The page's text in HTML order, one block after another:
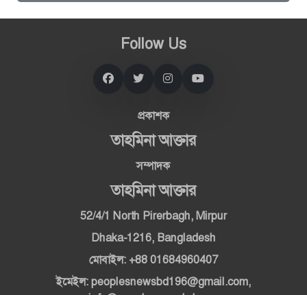
Follow Us
প্রকাশক
তাহমিনা আক্তার
সম্পাদক
তাহমিনা আক্তার
52/4/1 North Pirerbagh, Mirpur
Dhaka-1216, Bangladesh
মোবাইল: +88 01684960407
ইমেইল: peoplesnewsbd196@gmail.com,